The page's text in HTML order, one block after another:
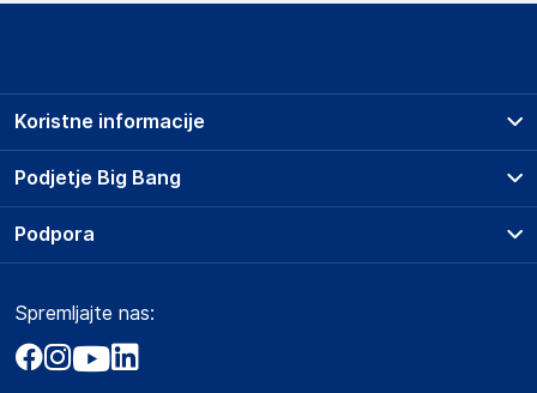
Podjetje Big Bang
O podjetju
Obvestila za javnost
Akt o digitalnih storitvah
Koristne informacije
Prodajna mesta
Storitve
Dostava, vnos in odvoz
Zavarovanje izdelkov
Podpora
Marketplace
Kako oddati naročilo?
Spremljajte nas: